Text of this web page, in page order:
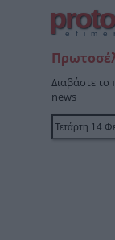
Διαβάστε το
news